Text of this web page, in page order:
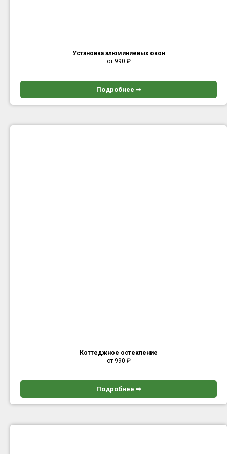
Установка алюминиевых окон
от 990 ₽
Подробнее ➟
Коттеджное остекление
от 990 ₽
Подробнее ➟